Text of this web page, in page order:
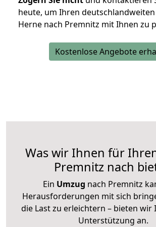
heute, um Ihren
Herne nach Premnitz mit Ihnen zu
Kostenlose Angebote
Was wir Ihnen für
Premnitz nach
Ein Umzug nach Premnitz
Herausforderungen mit sich
die Last zu erleichtern – bieten wir
Unterstützung an.